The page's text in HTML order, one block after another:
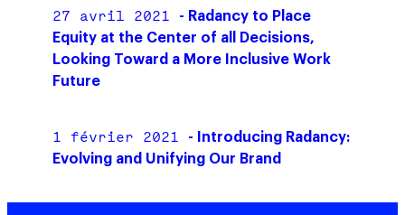
27 avril 2021
- Radancy to Place
Equity at the Center of all Decisions,
Looking Toward a More Inclusive Work
Future
1 février 2021
- Introducing Radancy:
Evolving and Unifying Our Brand